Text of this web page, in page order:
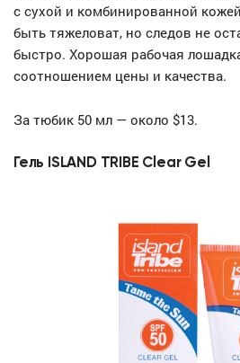
с сухой и комбинированной
быть тяжеловат, но следов не
быстро. Хорошая рабочая
соотношением цены и качества.
За тюбик 50 мл — около $13.
Гель ISLAND TRIBE Clear Gel